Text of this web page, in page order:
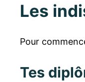
Les
Pour
Tes